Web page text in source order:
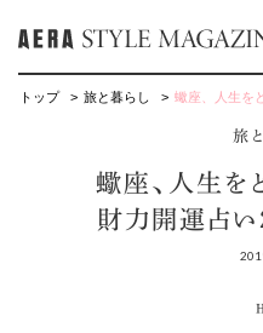
トップ 旅と暮らし 蠍座、人生を
旅
蠍座、人生を
財力開運占